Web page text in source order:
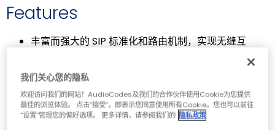
Features
丰富而强大的 SIP 标准化和路由机制，实现无缝互
支持数字 TDM 接口
混合 SBC 支持无缝迁移和 PSTN 回退
IPV6 和 IPV4 支持
提升了防御 DoS 攻击的边界
我们关心您的隐私
欢迎访问我们的网站！AudioCodes及我们的合作伙伴使用Cookie为您提供
最佳的浏览体验。 点击“接受”，即表示您同意使用所有Cookie。您也可以前往
“设置”管理您的偏好选项。 更多详情，请参阅我们的 隐私政策